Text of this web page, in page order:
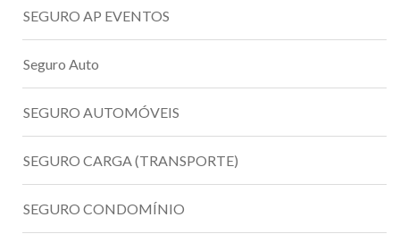
SEGURO AP EVENTOS
Seguro Auto
SEGURO AUTOMÓVEIS
SEGURO CARGA (TRANSPORTE)
SEGURO CONDOMÍNIO